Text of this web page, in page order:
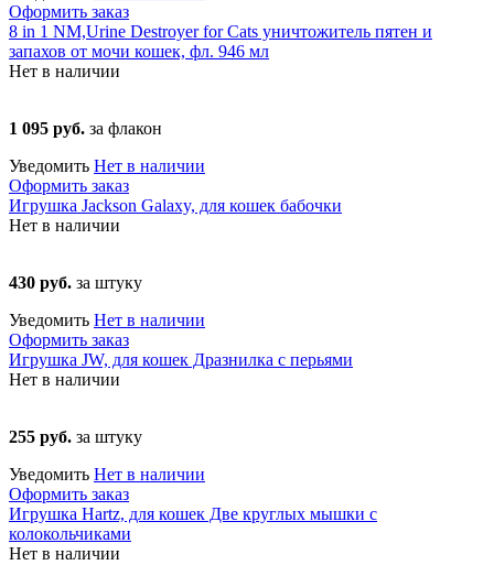
Оформить заказ
8 in 1 NM,Urine Destroyer for Cats уничтожитель пятен и
запахов от мочи кошек, фл. 946 мл
Нет в наличии
1 095 руб. за флакон
Уведомить Нет в наличии
Оформить заказ
Игрушка Jackson Galaxy, для кошек бабочки
Нет в наличии
430 руб. за штуку
Уведомить Нет в наличии
Оформить заказ
Игрушка JW, для кошек Дразнилка с перьями
Нет в наличии
255 руб. за штуку
Уведомить Нет в наличии
Оформить заказ
Игрушка Hartz, для кошек Две круглых мышки с
колокольчиками
Нет в наличии